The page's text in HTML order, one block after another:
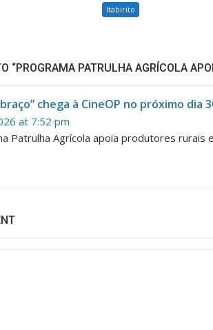
Itabirito
“PROGRAMA PATRULHA AGRÍCOLA
chega à CineOP no próximo dia
at 7:52 pm
Patrulha Agrícola apoia produtores